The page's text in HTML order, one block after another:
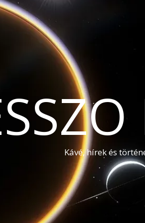
Kávé, hírek és